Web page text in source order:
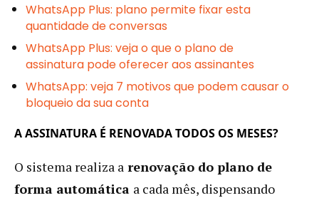
WhatsApp Plus: plano permite fixar esta
quantidade de conversas
WhatsApp Plus: veja o que o plano de
assinatura pode oferecer aos assinantes
WhatsApp: veja 7 motivos que podem causar o
bloqueio da sua conta
A ASSINATURA É RENOVADA TODOS OS MESES?
O sistema realiza a renovação do plano de
forma automática a cada mês, dispensando